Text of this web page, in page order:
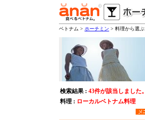
ベトナム > ホーチミン > 料理から選ぶ
検索結果 : 43件が該当しました。
料理 : ローカルベトナム料理